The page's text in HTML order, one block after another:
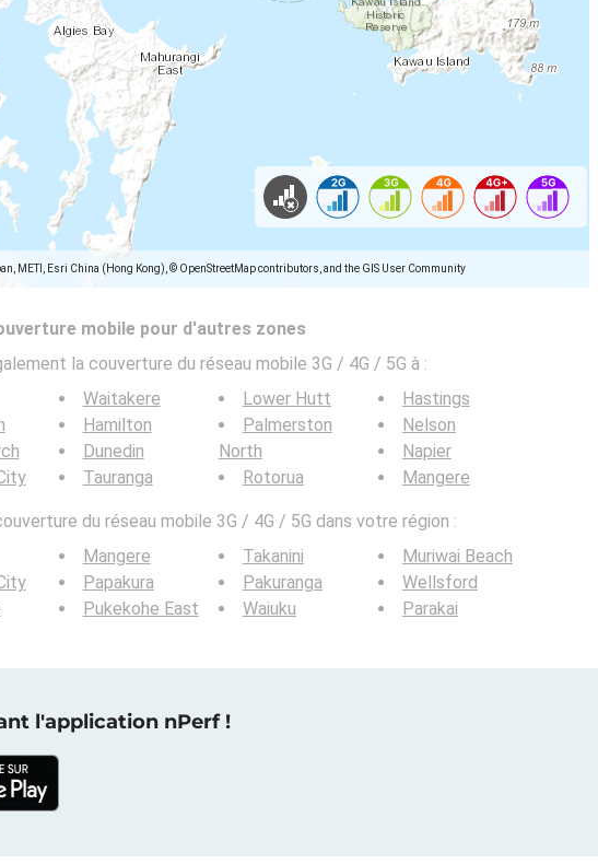
METI, Esri China (Hong Kong), © OpenStreetMap contributors, and the GIS User Community
mobile pour d'autres zones
la couverture du réseau mobile 3G / 4G / 5G à :
Waitakere
Hamilton
Dunedin
Tauranga
Lower Hutt
Palmerston
North
Rotorua
Hastings
Nelson
Napier
Mangere
du réseau mobile 3G / 4G / 5G dans votre région :
Mangere
Papakura
Pukekohe East
Takanini
Pakuranga
Waiuku
Muriwai Beach
Wellsford
Parakai
l'application nPerf !